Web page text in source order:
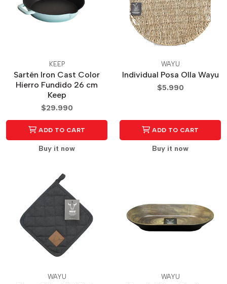
KEEP
Sartén Iron Cast Color
Hierro Fundido 26 cm
Keep
$29.990
ADD TO CART
Buy it now
WAYU
Individual Posa Olla Wayu
$5.990
ADD TO CART
Buy it now
WAYU WAYU